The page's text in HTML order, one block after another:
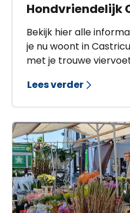
Hondvriendelijk
Bekijk hier alle
je nu woont in
met je trouwe
Lees verder